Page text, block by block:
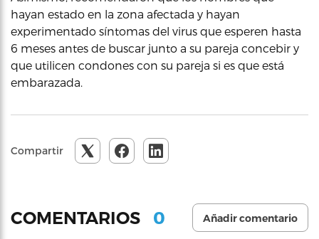
hayan estado en la zona afectada y hayan
experimentado síntomas del virus que esperen hasta
6 meses antes de buscar junto a su pareja concebir y
que utilicen condones con su pareja si es que está
embarazada.
Compartir
COMENTARIOS 0 Añadir comentario